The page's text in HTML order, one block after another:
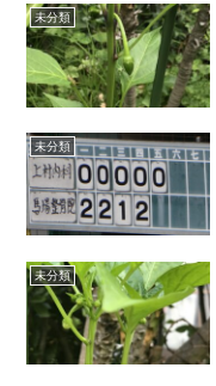
未分類
未分類
未分類